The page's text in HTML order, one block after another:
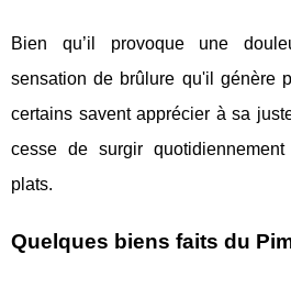
Bien qu’il provoque une
sensation de brûlure qu'il génère
certains savent apprécier à sa
cesse de surgir
plats.
Quelques biens faits du